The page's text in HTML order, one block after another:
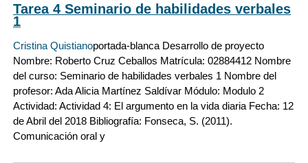
Tarea 4 Seminario de habilidades verbales
1
Cristina Quistianoportada-blanca Desarrollo de proyecto
Nombre: Roberto Cruz Ceballos Matrícula: 02884412 Nombre
del curso: Seminario de habilidades verbales 1 Nombre del
profesor: Ada Alicia Martínez Saldívar Módulo: Modulo 2
Actividad: Actividad 4: El argumento en la vida diaria Fecha: 12
de Abril del 2018 Bibliografía: Fonseca, S. (2011).
Comunicación oral y